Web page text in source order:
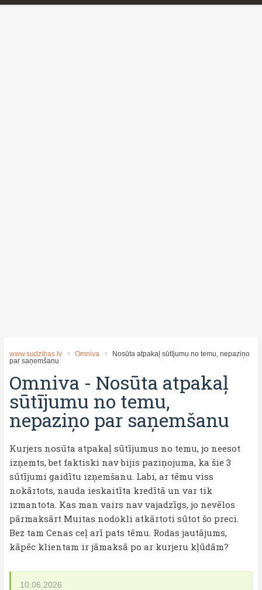
www.sudzibas.lv Omniva
Nosūta atpakaļ sūtījumu no temu, nepaziņo
par saņemšanu
Omniva - Nosūta atpakaļ
sūtījumu no temu,
nepaziņo par saņemšanu
Kurjers nosūta atpakaļ sūtījumus no temu, jo neesot
izņemts, bet faktiski nav bijis paziņojuma, ka šie 3
sūtījumi gaidītu izņemšanu. Labi, ar tēmu viss
nokārtots, nauda ieskaitīta kredītā un var tik
izmantota. Kas man vairs nav vajadzīgs, jo nevēlos
pārmaksārt Muitas nodokli atkārtoti sūtot šo preci.
Bez tam Cenas ceļ arī pats tēmu. Rodas jautājums,
kāpēc klientam ir jāmaksā po ar kurjeru kļūdām?
10.06.2026